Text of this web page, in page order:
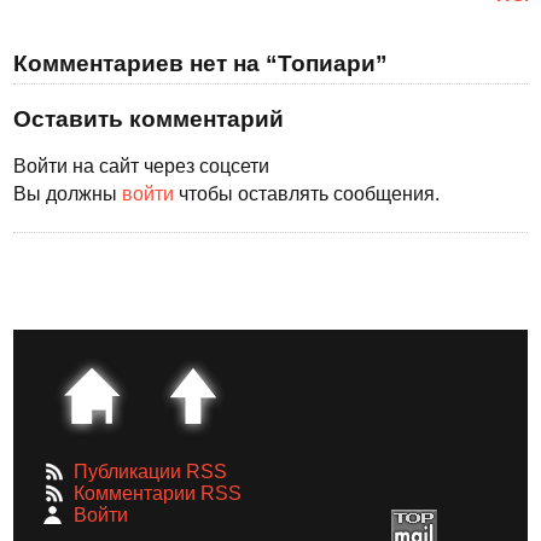
Комментариев нет на “Топиари”
Оставить комментарий
Войти на сайт через соцсети
Вы должны войти чтобы оставлять сообщения.
Публикации RSS
Комментарии RSS
Войти